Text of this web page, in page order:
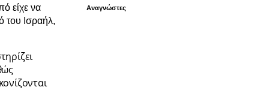
είχε να
του Ισραήλ,
Αναγνώστες